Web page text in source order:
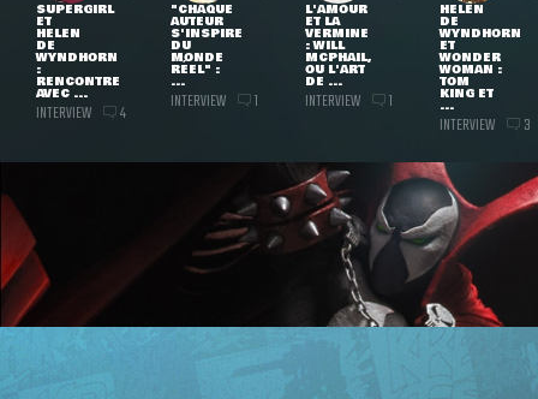
SUPERGIRL
ET
HELEN
DE
WYNDHORN
:
RENCONTRE
AVEC ...
INTERVIEW 4
"CHAQUE
AUTEUR
S'INSPIRE
DU
MONDE
RÉEL" :
...
INTERVIEW 1
L'AMOUR
ET LA
VERMINE
: WILL
MCPHAIL,
OU L'ART
DE ...
INTERVIEW 1
HELEN
DE
WYNDHORN
ET
WONDER
WOMAN :
TOM
KING ET
...
INTERVIEW 3